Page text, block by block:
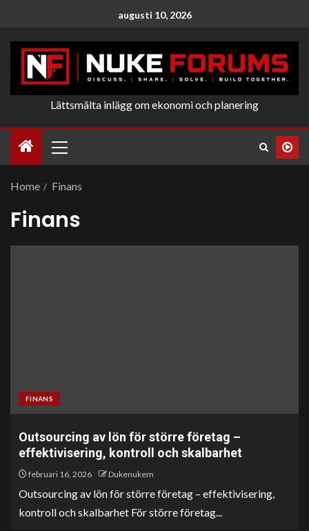
augusti 10, 2026
Lättsmälta inlägg om ekonomi och planering
Home Finans
Finans
FINANS
Outsourcing av lön för större företag –
effektivisering, kontroll och skalbarhet
februari 16, 2026 Dukenukem
Outsourcing av lön för större företag – effektivisering,
kontroll och skalbarhet För större företag...